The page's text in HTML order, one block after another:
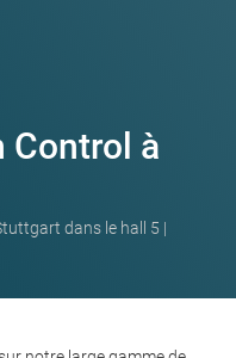
Control à
dans le hall 5 |